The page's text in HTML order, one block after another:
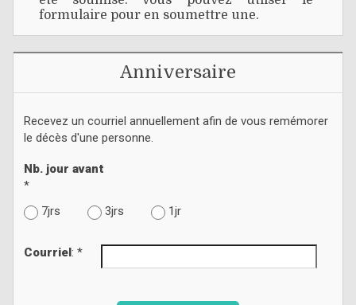
formulaire pour en soumettre une.
Anniversaire
Recevez un courriel annuellement afin de vous remémorer
le décès d'une personne.
Nb. jour avant
*
7jrs
3jrs 1jr
Courriel : *